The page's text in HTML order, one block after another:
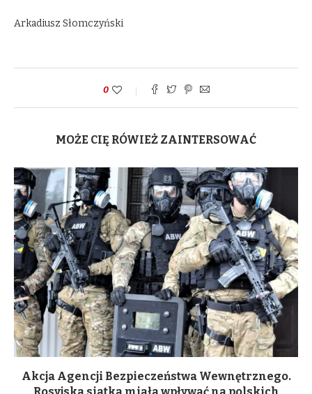
Arkadiusz Słomczyński
0
MOŻE CIĘ RÓWIEŻ ZAINTERSOWAĆ
Akcja Agencji Bezpieczeństwa Wewnętrznego.